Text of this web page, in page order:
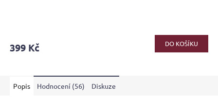
je
hvězdiček.
399 Kč DO KOŠÍKU
Popis Hodnocení (56) Diskuze